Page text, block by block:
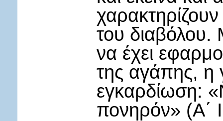
του διαβόλου.
να έχει
της αγάπης, η
εγκαρδίωση:
πονηρόν» (Α΄